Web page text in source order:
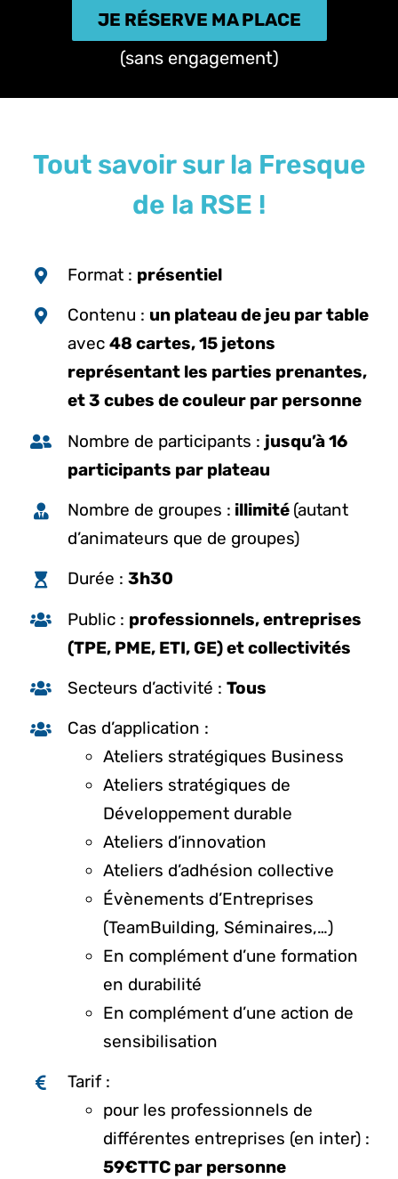
JE RÉSERVE MA PLACE
(sans engagement)
Tout savoir sur la Fresque
de la RSE !
Format : présentiel
Contenu : un plateau de jeu par table
avec 48 cartes, 15 jetons
représentant les parties prenantes,
et 3 cubes de couleur par personne
Nombre de participants : jusqu’à 16
participants par plateau
Nombre de groupes : illimité (autant
d’animateurs que de groupes)
Durée : 3h30
Public : professionnels, entreprises
(TPE, PME, ETI, GE) et collectivités
Secteurs d’activité : Tous
Cas d’application :
Ateliers stratégiques Business
Ateliers stratégiques de
Développement durable
Ateliers d’innovation
Ateliers d’adhésion collective
Évènements d’Entreprises
(TeamBuilding, Séminaires,…)
En complément d’une formation
en durabilité
En complément d’une action de
sensibilisation
Tarif :
pour les professionnels de
différentes entreprises (en inter) :
59€TTC par personne